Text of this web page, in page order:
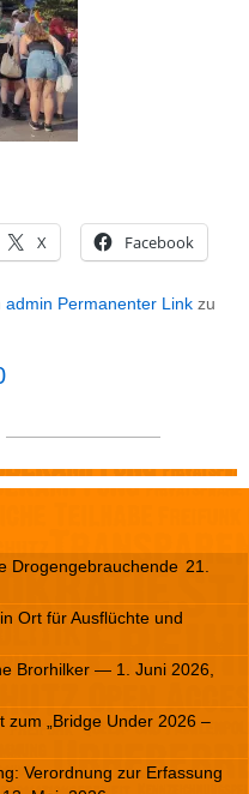
X Facebook
admin Permanenter Link zu
Drogengebrauchende 21.
Ort für Ausflüchte und
Brorhilker — 1. Juni 2026,
zum „Bridge Under 2026 –
Verordnung zur Erfassung